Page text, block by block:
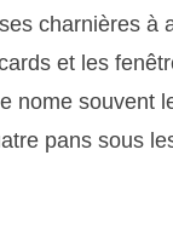
charnières à
et les
nome souvent
pans sous